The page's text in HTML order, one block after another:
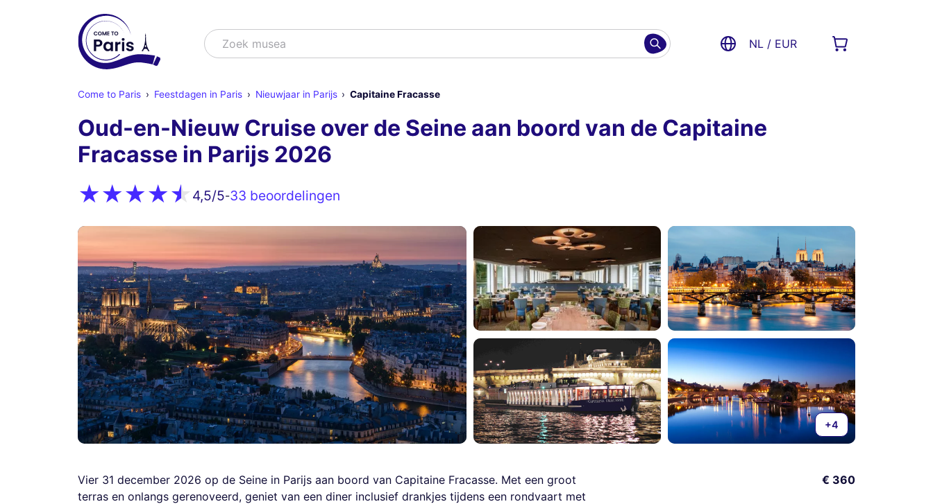
ZoekZoek show NL / EUR
Come to Paris Feestdagen in Paris Nieuwjaar in Parijs Capitaine Fracasse
Oud-en-Nieuw Cruise over de Seine aan boord van de Capitaine
Fracasse in Parijs 2026
4,5/5-33 beoordelingen
+4
Vier 31 december 2026 op de Seine in Parijs aan boord van Capitaine Fracasse. Met een groot
terras en onlangs gerenoveerd, geniet van een diner inclusief drankjes tijdens een rondvaart met
€ 360